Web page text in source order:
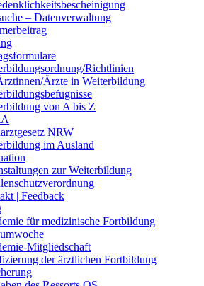
– Datenverwaltung
Richtlinien
Ärzte in Weiterbildung
von A bis Z
NRW
im Ausland
zur Weiterbildung
| Feedback
für medizinische Fortbildung
Mitgliedschaft
der ärztlichen Fortbildung